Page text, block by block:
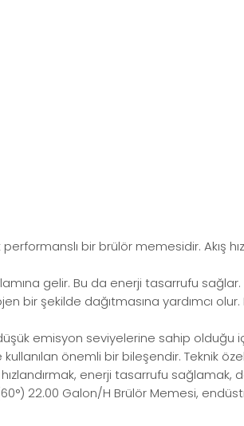
bir brülör memesidir. Akış
gelir. Bu da enerji tasarrufu sağlar.
bir şekilde dağıtmasına yardımcı
emisyon seviyelerine sahip olduğu
önemli bir bileşendir. Teknik
enerji tasarrufu sağlamak,
22.00 Galon/H Brülör Memesi,